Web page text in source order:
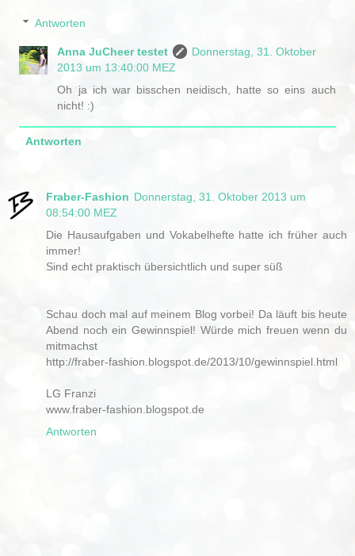
Antworten
Anna JuCheer testet
Donnerstag, 31. Oktober
2013 um 13:40:00 MEZ
Oh ja ich war bisschen neidisch, hatte so eins auch
nicht! :)
Antworten
Fraber-Fashion Donnerstag, 31. Oktober 2013 um
08:54:00 MEZ
Die Hausaufgaben und Vokabelhefte hatte ich früher auch
immer!
Sind echt praktisch übersichtlich und super süß
Schau doch mal auf meinem Blog vorbei! Da läuft bis heute
Abend noch ein Gewinnspiel! Würde mich freuen wenn du
mitmachst
http://fraber-fashion.blogspot.de/2013/10/gewinnspiel.html
LG Franzi
www.fraber-fashion.blogspot.de
Antworten